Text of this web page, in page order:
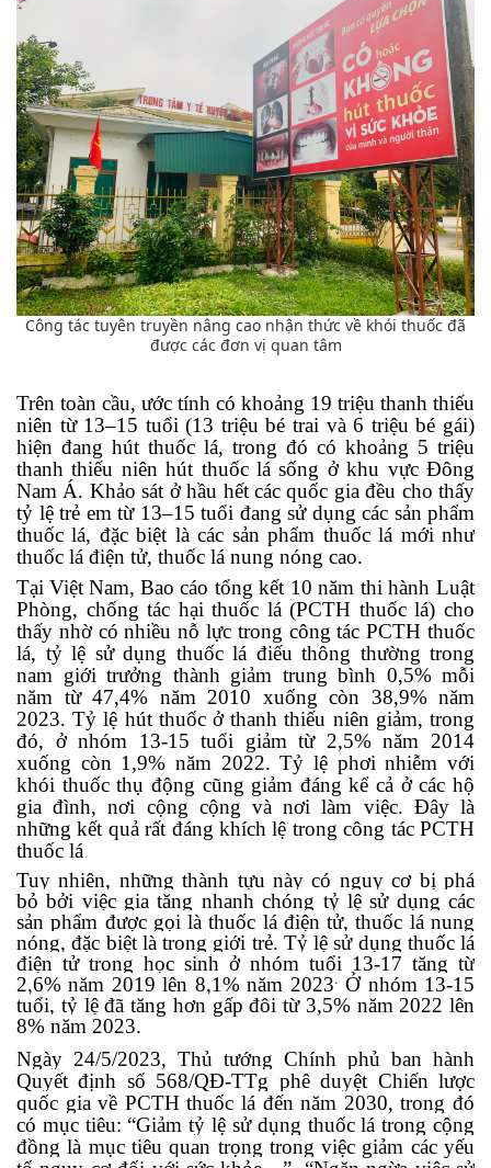
Công tác tuyên truyền nâng cao nhận thức về khói thuốc đã
được các đơn vị quan tâm
Trên toàn cầu, ước tính có khoảng 19 triệu thanh thiếu
niên từ 13–15 tuổi (13 triệu bé trai và 6 triệu bé gái)
hiện đang hút thuốc lá, trong đó có khoảng 5 triệu
thanh thiếu niên hút thuốc lá sống ở khu vực Đông
Nam Á. Khảo sát ở hầu hết các quốc gia đều cho thấy
tỷ lệ trẻ em từ 13–15 tuổi đang sử dụng các sản phẩm
thuốc lá, đặc biệt là các sản phẩm thuốc lá mới như
thuốc lá điện tử, thuốc lá nung nóng cao.
Tại Việt Nam, Bao cáo tổng kết 10 năm thi hành Luật
Phòng, chống tác hại thuốc lá (PCTH thuốc lá) cho
thấy nhờ có nhiều nỗ lực trong công tác PCTH thuốc
lá, tỷ lệ sử dụng thuốc lá điếu thông thường trong
nam giới trưởng thành giảm trung bình 0,5% mỗi
năm từ 47,4% năm 2010 xuống còn 38,9% năm
2023. Tỷ lệ hút thuốc ở thanh thiếu niên giảm, trong
đó, ở nhóm 13-15 tuổi giảm từ 2,5% năm 2014
xuống còn 1,9% năm 2022. Tỷ lệ phơi nhiễm với
khói thuốc thụ động cũng giảm đáng kể cả ở các hộ
gia đình, nơi cộng cộng và nơi làm việc. Đây là
những kết quả rất đáng khích lệ trong công tác PCTH
thuốc lá
Tuy nhiên, những thành tựu này có nguy cơ bị phá
bỏ bởi việc gia tăng nhanh chóng tỷ lệ sử dụng các
sản phẩm được gọi là thuốc lá điện tử, thuốc lá nung
nóng, đặc biệt là trong giới trẻ. Tỷ lệ sử dụng thuốc lá
điện tử trong học sinh ở nhóm tuổi 13-17 tăng từ
2,6% năm 2019 lên 8,1% năm 2023 Ở nhóm 13-15
tuổi, tỷ lệ đã tăng hơn gấp đôi từ 3,5% năm 2022 lên
8% năm 2023.
Ngày 24/5/2023, Thủ tướng Chính phủ ban hành
Quyết định số 568/QĐ-TTg phê duyệt Chiến lược
quốc gia về PCTH thuốc lá đến năm 2030, trong đó
có mụctiêu: “Giảm tỷ lệ sử dụng thuốc lá trong cộng
đồng là mục tiêu quan trọng trong việc giảm các yếu